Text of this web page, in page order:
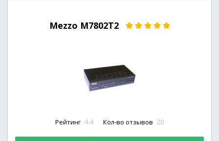
Mezzo M7802T2
Рейтинг 4.4 Кол-во отзывов 20